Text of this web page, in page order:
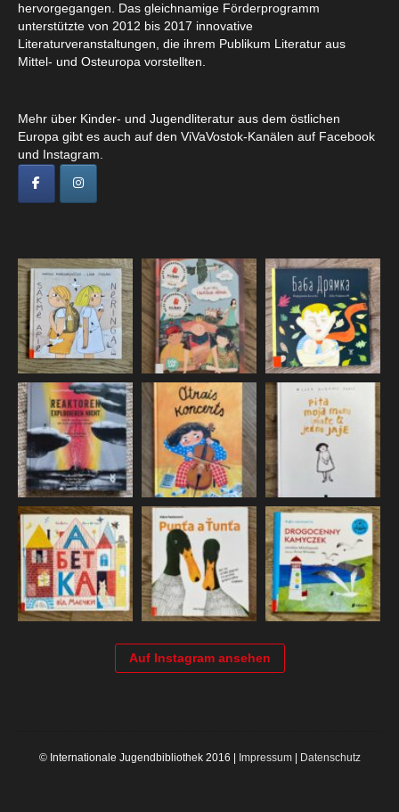
hervorgegangen. Das gleichnamige Förderprogramm
unterstützte von 2012 bis 2017 innovative
Literaturveranstaltungen, die ihrem Publikum Literatur aus
Mittel- und Osteuropa vorstellten.
Mehr über Kinder- und Jugendliteratur aus dem östlichen
Europa gibt es auch auf den ViVaVostok-Kanälen auf Facebook
und Instagram.
Auf Instagram ansehen
© Internationale Jugendbibliothek 2016 | Impressum| Datenschutz